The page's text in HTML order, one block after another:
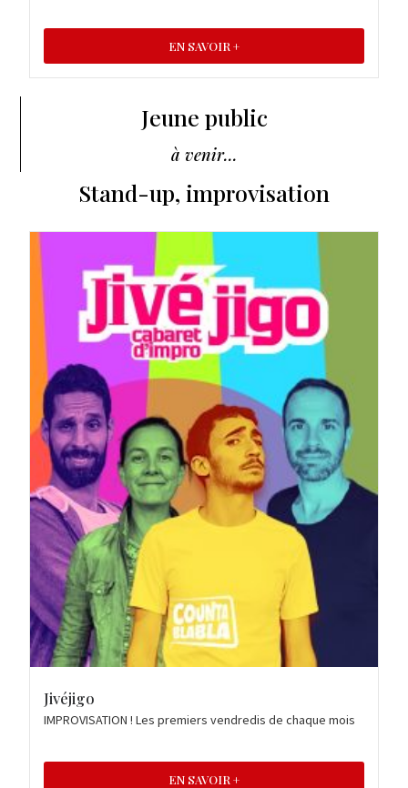
EN SAVOIR +
Jeune public
à venir...
Stand-up, improvisation
Jivéjigo
IMPROVISATION ! Les premiers vendredis de chaque mois
EN SAVOIR +